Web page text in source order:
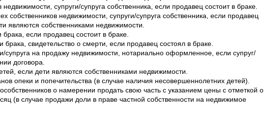
супруги/супруга собственника, если продавец состоит в браке.
собственников недвижимости, супруги/супруга собственника, если продавец
являются собственниками недвижимости.
если продавец состоит в браке.
брака, свидетельство о смерти, если продавец состоял в браке.
супруга на продажу недвижимости, нотариально оформленное, если супруг/
договора.
если дети являются собственниками недвижимости.
опеки и попечительства (в случае наличия несовершеннолетних детей).
о намерении продать свою часть с указанием цены c отметкой о
(в случае продажи доли в праве частной собственности на недвижимое